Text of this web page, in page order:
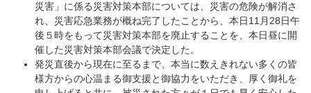
災害」に係る災害対策本部については、災害の危険が解消さ
れ、災害応急業務が概ね完了したことから、本日11月28日午
後５時をもって災害対策本部を廃止することを、本日昼に開
催した災害対策本部会議で決定した。
発災直後から現在に至るまで、本当に数えきれない多くの皆
様方からの心温まる御支援と御協力をいただき、厚く御礼を